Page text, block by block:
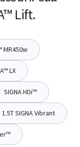
Lift.
MR450w
LX
SIGNA HDi™
1.5T SIGNA Vibrant